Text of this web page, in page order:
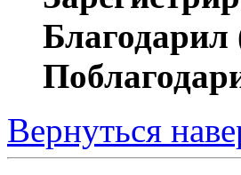
Благодарил
Вернуться